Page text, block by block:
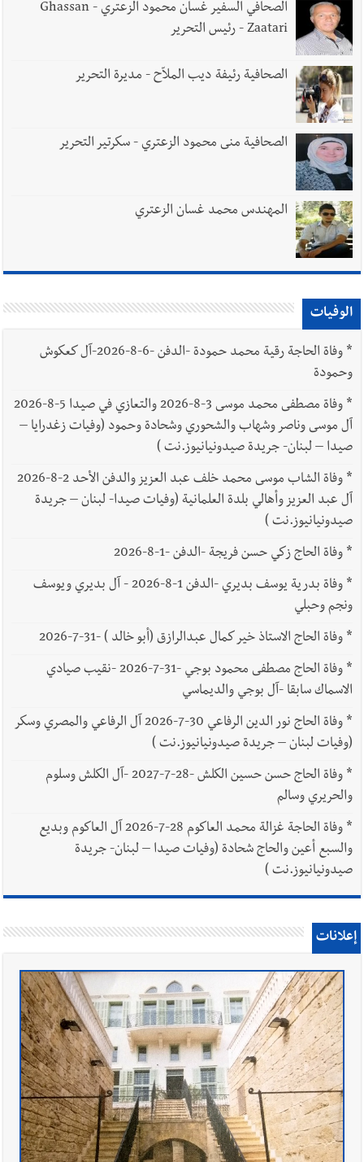
الصحافي السفير غسان محمود الزعتري - Ghassan
Zaatari - رئيس التحرير
الصحافية رئيفة ديب الملاّح - مديرة التحرير
الصحافية منى محمود الزعتري - سكرتير التحرير
المهندس محمد غسان الزعتري
الوفيات
*
وفاة الحاجة رقية محمد حمودة -الدفن -6-8-2026-آل كعكوش
وحمودة
*
وفاة مصطفى محمد موسى 3-8-2026 والتعازي في صيدا 5-8-2026
آل موسى وناصر وشهاب والشحوري وشحادة وحمود (وفيات زغدرايا –
صيدا – لبنان- جريدة صيدونيانيوز.نت )
*
وفاة الشاب موسى محمد خلف عبد العزيز والدفن الأحد 2-8-2026
آل عبد العزيز وأهالي بلدة العلمانية (وفيات صيدا- لبنان – جريدة
صيدونيانيوز.نت )
*وفاة الحاج زكي حسن فريجة -الدفن -1-8-2026
*
وفاة بدرية يوسف بديري -الدفن 1-8-2026 - آل بديري ويوسف
ونجم وحبلي
*وفاة الحاج الاستاذ خير كمال عبدالرازق (أبو خالد ) -31-7-2026
*
وفاة الحاج مصطفى محمود بوجي -31-7-2026 -نقيب صيادي
الاسماك سابقا -آل بوجي والديماسي
*
وفاة الحاج نور الدين الرفاعي 30-7-2026 آل الرفاعي والمصري وسكر
(وفيات لبنان – جريدة صيدونيانيوز.نت )
*
وفاة الحاج حسن حسين الكلش -28-7-2027 -آل الكلش وسلوم
والحريري وسالم
*
وفاة الحاجة غزالة محمد العاكوم 28-7-2026 آل العاكوم وبديع
والسبع أعين والحاج شحادة (وفيات صيدا – لبنان- جريدة
صيدونيانيوز.نت )
إعلانات